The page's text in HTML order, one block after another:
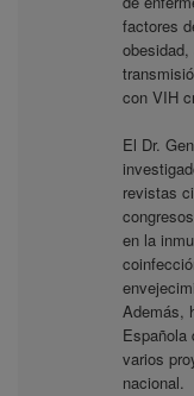
factores
con VIH
El Dr.
revistas
en la
Además,
Española
varios
nacional.